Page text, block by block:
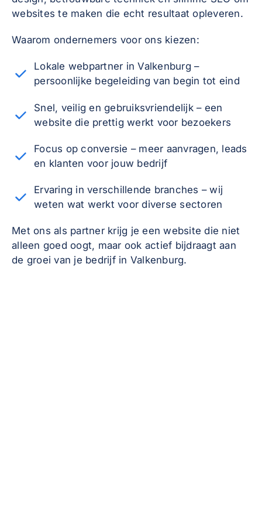
websites te maken die echt resultaat opleveren.
Waarom ondernemers voor ons kiezen:
Lokale webpartner in Valkenburg –
persoonlijke begeleiding van begin tot eind
Snel, veilig en gebruiksvriendelijk – een
website die prettig werkt voor bezoekers
Focus op conversie – meer aanvragen, leads
en klanten voor jouw bedrijf
Ervaring in verschillende branches – wij
weten wat werkt voor diverse sectoren
Met ons als partner krijg je een website die niet
alleen goed oogt, maar ook actief bijdraagt aan
de groei van je bedrijf in Valkenburg.